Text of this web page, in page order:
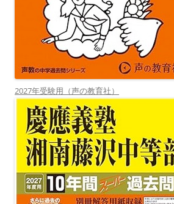
2027年受験用（声の教育社）